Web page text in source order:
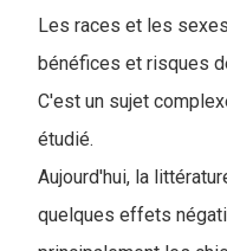
Les races et les
bénéfices et risques
C'est un sujet
étudié.
Aujourd'hui, la
quelques effets